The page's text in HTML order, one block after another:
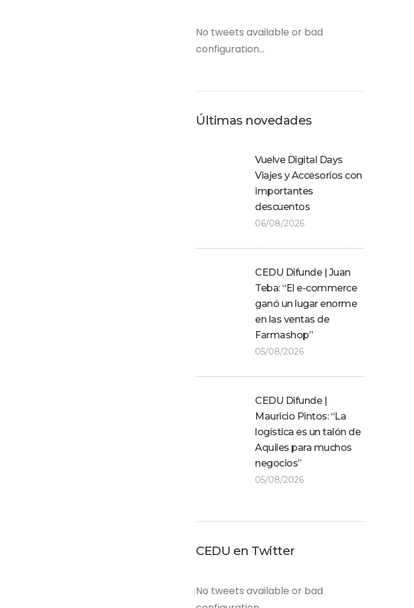
No tweets available or bad
configuration...
Últimas novedades
Vuelve Digital Days
Viajes y Accesorios con
importantes
descuentos
06/08/2026
CEDU Difunde | Juan
Teba: “El e-commerce
ganó un lugar enorme
en las ventas de
Farmashop”
05/08/2026
CEDU Difunde |
Mauricio Pintos: “La
logística es un talón de
Aquiles para muchos
negocios”
05/08/2026
CEDU en Twitter
No tweets available or bad